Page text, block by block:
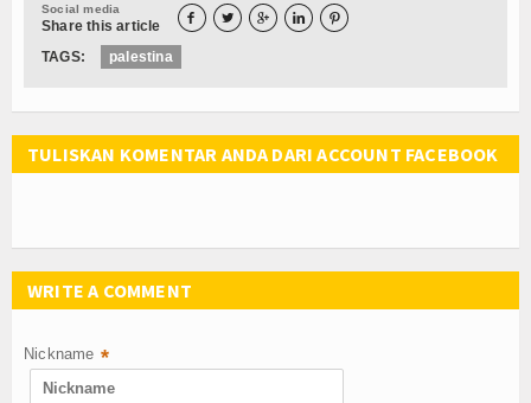
Social media
Share this article     
TAGS: palestina
TULISKAN KOMENTAR ANDA DARI ACCOUNT FACEBOOK
WRITE A COMMENT
Nickname *